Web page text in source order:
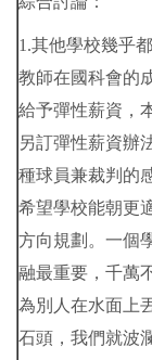
1.其他學校幾乎
教師在國科會的
給予彈性薪資，
另訂彈性薪資辦
種球員兼裁判的
希望學校能朝更
方向規劃。一個
融最重要，千萬
為別人在水面上
石頭，我們就波